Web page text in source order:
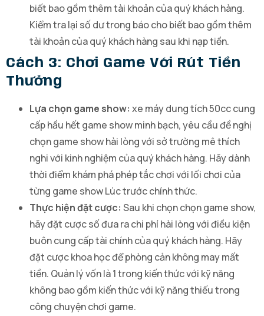
biết bao gồm thêm tài khoản của quý khách hàng.
Kiểm tra lại số dư trong báo cho biết bao gồm thêm
tài khoản của quý khách hàng sau khi nạp tiền.
Cách 3: Chơi Game Với Rút Tiền
Thưởng
Lựa chọn game show: xe máy dung tích 50cc cung
cấp hầu hết game show minh bạch, yêu cầu đề nghị
chọn game show hài lòng với sở trường mê thích
nghi với kinh nghiệm của quý khách hàng. Hãy dành
thời điểm khám phá phép tắc chơi với lối chơi của
từng game show Lúc trước chính thức.
Thực hiện đặt cược: Sau khi chọn chọn game show,
hãy đặt cược số đưa ra chi phí hài lòng với điều kiện
buôn cung cấp tài chính của quý khách hàng. Hãy
đặt cược khoa học để phòng cản không may mất
tiền. Quản lý vốn là 1 trong kiến thức với kỹ năng
không bao gồm kiến thức với kỹ năng thiếu trong
công chuyện chơi game.